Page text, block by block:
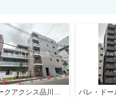
パークアクシス品川シーサイド